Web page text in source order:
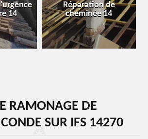
14
Réparation de
cheminée 14
RAMONAGE DE
SUR IFS 14270